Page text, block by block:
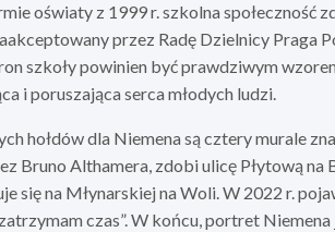
oświaty z 1999 r. szkolna społeczność
przez Radę Dzielnicy Praga
szkoły powinien być prawdziwym
i poruszająca serca młodych ludzi.
hołdów dla Niemena są cztery murale
Bruno Althamera, zdobi ulicę Płytową na
się na Młynarskiej na Woli. W 2022 r.
zatrzymam czas”. W końcu, portret